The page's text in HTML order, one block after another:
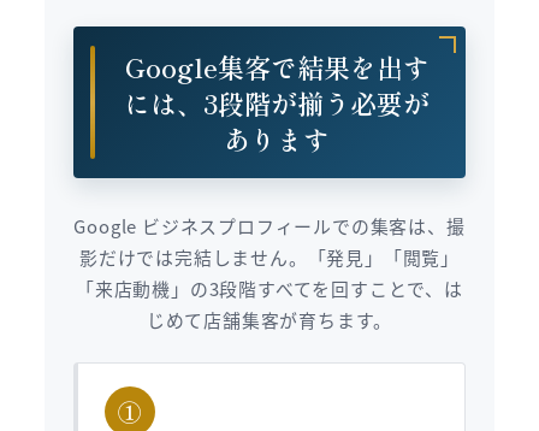
Google集客で結果を出す
には、3段階が揃う必要が
あります
Google ビジネスプロフィールでの集客は、撮
影だけでは完結しません。「発見」「閲覧」
「来店動機」の3段階すべてを回すことで、は
じめて店舗集客が育ちます。
①